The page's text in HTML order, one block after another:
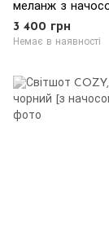
меланж з
3 400 грн
Немає в наявності